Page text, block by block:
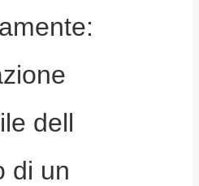
dell
di un